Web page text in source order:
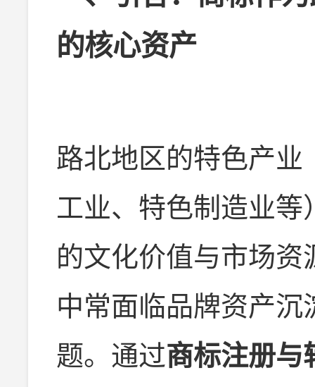
的核心资产
路北地区的特色产
工业、特色制造业
的文化价值与市场
中常面临品牌资产
题。通过商标注册与